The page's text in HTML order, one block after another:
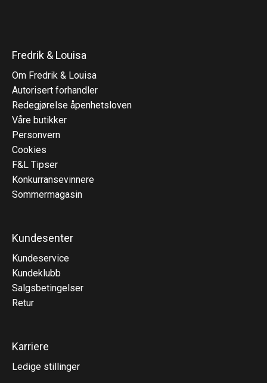
Fredrik & Louisa
Om Fredrik & Louisa
Autorisert forhandler
Redegjørelse åpenhetsloven
Våre butikker
Personvern
Cookies
F&L Tipser
Konkurransevinnere
Sommermagasin
Kundesenter
Kundeservice
Kundeklubb
Salgsbetingelser
Retur
Karriere
Ledige stillinger